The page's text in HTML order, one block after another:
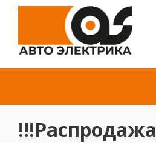
!!!Распродажа